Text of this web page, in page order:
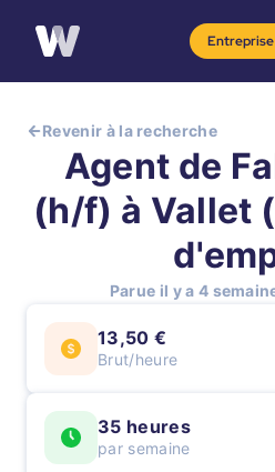
Entreprise
Revenir à la recherche
Agent de
(h/f) à Vallet
Parue il y a 4
13,50 €
Brut/heure
35 heures
par semaine